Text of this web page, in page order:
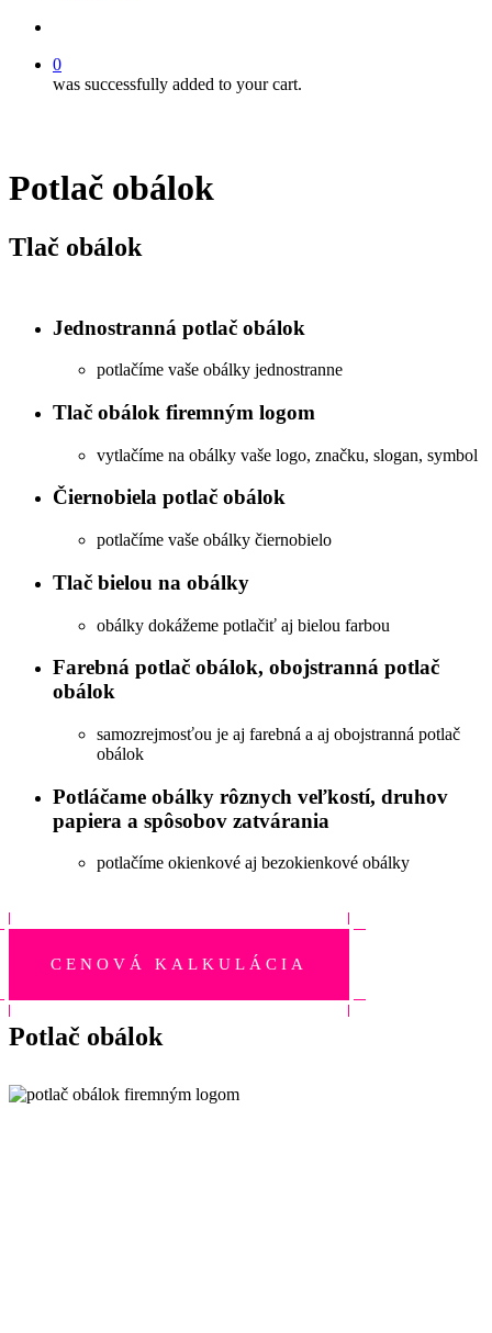
0
was successfully added to your cart.
Potlač obálok
Tlač obálok
Jednostranná potlač obálok
potlačíme vaše obálky jednostranne
Tlač obálok firemným logom
vytlačíme na obálky vaše logo, značku, slogan, symbol
Čiernobiela potlač obálok
potlačíme vaše obálky čiernobielo
Tlač bielou na obálky
obálky dokážeme potlačiť aj bielou farbou
Farebná potlač obálok, obojstranná potlač
obálok
samozrejmosťou je aj farebná a aj obojstranná potlač
obálok
Potláčame obálky rôznych veľkostí, druhov
papiera a spôsobov zatvárania
potlačíme okienkové aj bezokienkové obálky
CENOVÁ KALKULÁCIA
Potlač obálok